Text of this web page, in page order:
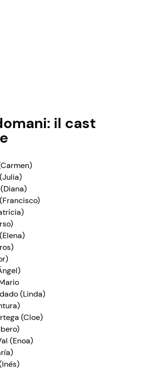
il cast
(Linda)
(Cloe)
(Enoa)